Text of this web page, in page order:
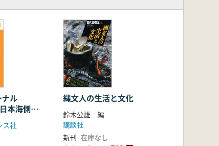
ナル
海側の
ス社
縄文人の生活と文化
鈴木公雄 編
講談社
新刊 在庫なし